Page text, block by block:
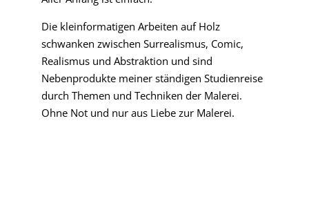
Die kleinformatigen Arbeiten auf Holz
schwanken zwischen Surrealismus, Comic,
Realismus und Abstraktion und sind
Nebenprodukte meiner ständigen Studienreise
durch Themen und Techniken der Malerei.
Ohne Not und nur aus Liebe zur Malerei.